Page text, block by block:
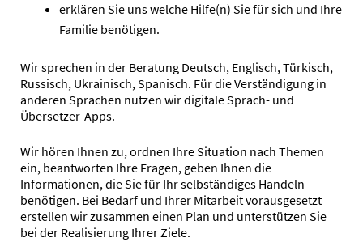
erklären Sie uns welche Hilfe(n) Sie für sich und Ihre
Familie benötigen.
Wir sprechen in der Beratung Deutsch, Englisch, Türkisch,
Russisch, Ukrainisch, Spanisch. Für die Verständigung in
anderen Sprachen nutzen wir digitale Sprach- und
Übersetzer-Apps.
Wir hören Ihnen zu, ordnen Ihre Situation nach Themen
ein, beantworten Ihre Fragen, geben Ihnen die
Informationen, die Sie für Ihr selbständiges Handeln
benötigen. Bei Bedarf und Ihrer Mitarbeit vorausgesetzt
erstellen wir zusammen einen Plan und unterstützen Sie
bei der Realisierung Ihrer Ziele.